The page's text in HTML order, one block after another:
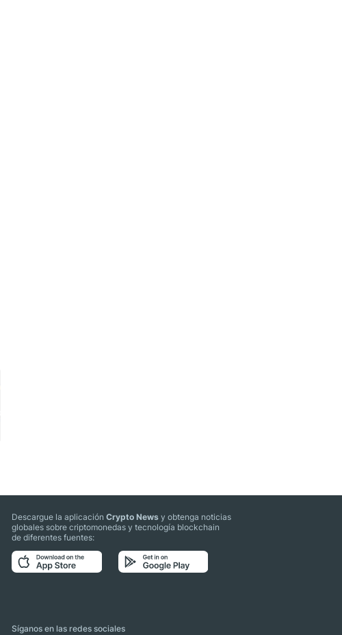
Descargue la aplicaciónCrypto News y obtenga noticias
globales sobre criptomonedas y tecnología blockchain
de diferentes fuentes:
Síganos en las redes sociales